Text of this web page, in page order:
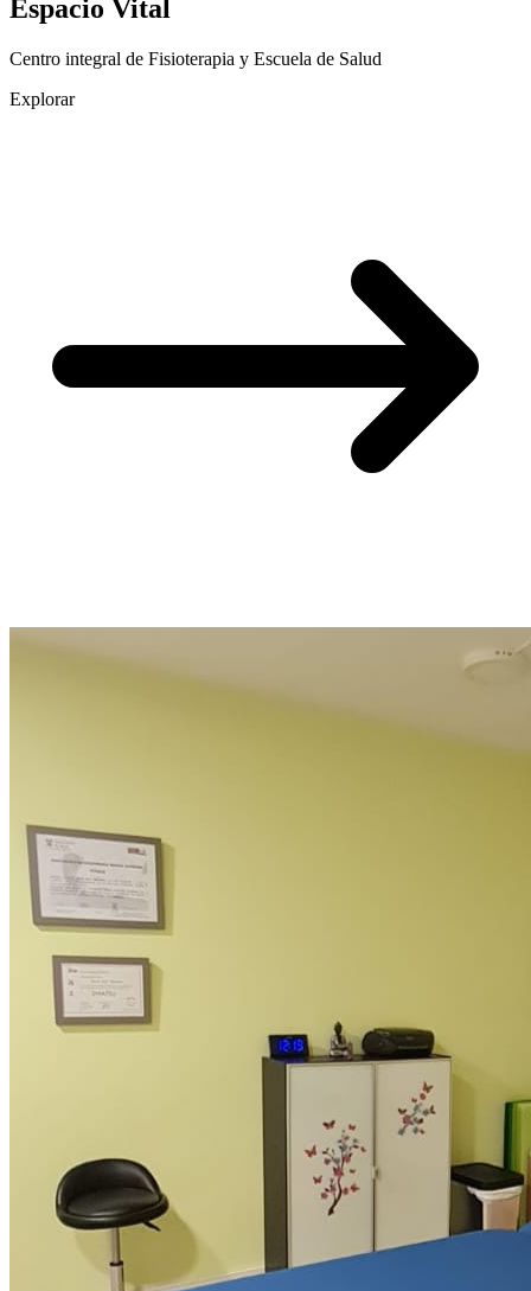
Espacio Vital
Centro integral de Fisioterapia y Escuela de Salud
Explorar